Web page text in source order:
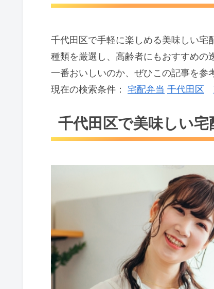
千代田区で手軽に楽しめる美味しい宅
種類を厳選し、高齢者にもおすすめの
一番おいしいのか、ぜひこの記事を参
現在の検索条件： 宅配弁当 千代田区
千代田区で美味しい